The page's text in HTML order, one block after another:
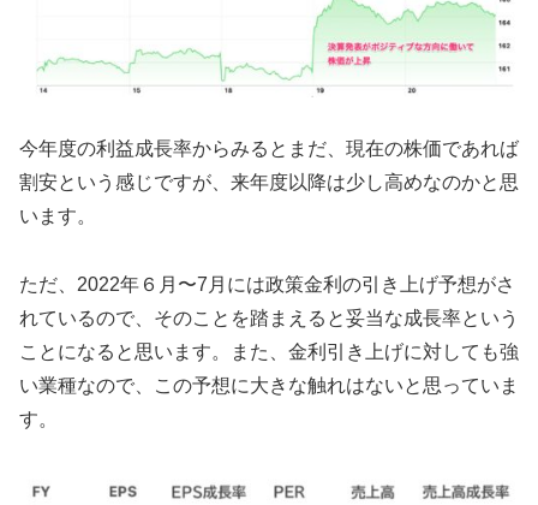
今年度の利益成長率からみるとまだ、現在の株価であれば
割安という感じですが、来年度以降は少し高めなのかと思
います。
ただ、2022年６月〜7月には政策金利の引き上げ予想がさ
れているので、そのことを踏まえると妥当な成長率という
ことになると思います。また、金利引き上げに対しても強
い業種なので、この予想に大きな触れはないと思っていま
す。